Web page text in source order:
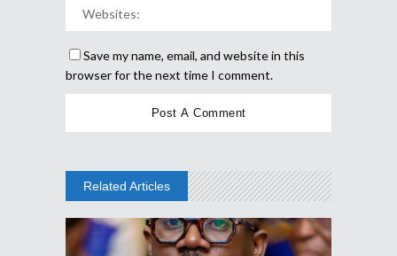
Save my name, email, and website in this
browser for the next time I comment.
Related Articles